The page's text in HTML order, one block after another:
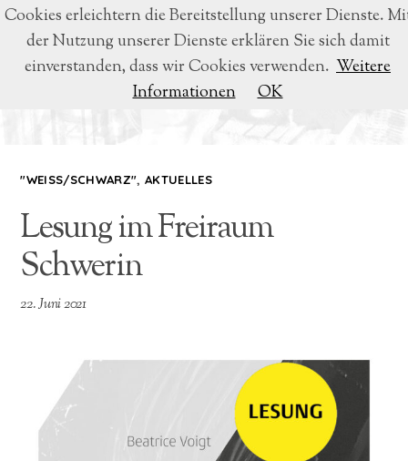
BEATRICE VOIGT
LYRIK & LITERATUR
"WEISS/SCHWARZ",AKTUELLES
Lesung im Freiraum
Schwerin
22. Juni 2021
Cookies erleichtern die Bereitstellung unserer Dienste.
der Nutzung unserer Dienste erklären Sie sich damit
einverstanden, dass wir Cookies verwenden. Weitere
Informationen
OK